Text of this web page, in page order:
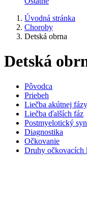
Úvodná stránka
Choroby
Detská obrna
Detská
Pôvodca
Priebeh
Liečba akútnej fázy
Liečba ďalších fáz
Postmyelotický
Diagnostika
Očkovanie
Druhy očkovacích